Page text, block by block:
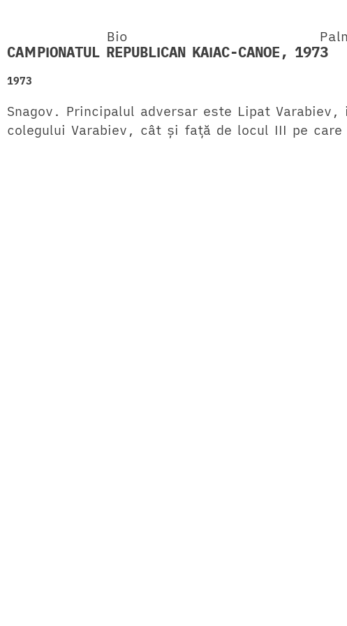
Bio
CAMPIONATUL REPUBLICAN KAIAC-CANOE, 1973
1973
Snagov. Principalul adversar este Lipat
colegului Varabiev, cât și față de locul III pe